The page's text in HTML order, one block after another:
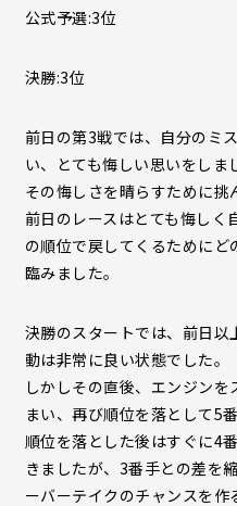
公式予選:3位
決勝:3位
前日の第3戦では、自分のミ
い、とても悔しい思いをしま
その悔しさを晴らすために挑
前日のレースはとても悔し
の順位で戻してくるためにど
臨みました。
決勝のスタートでは、前日
動は非常に良い状態でした。
しかしその直後、エンジン
まい、再び順位を落として5
順位を落とした後はすぐに4
きましたが、3番手との差を
ーバーテイクのチャンスを作